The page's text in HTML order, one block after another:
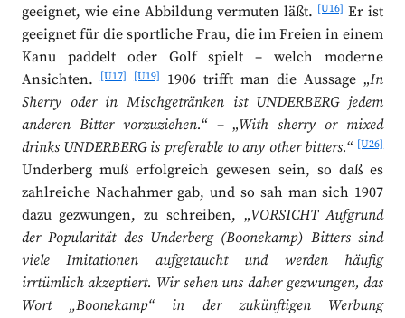
geeignet, wie eine Abbildung vermuten läßt. [U16]Er ist
geeignet für die sportliche Frau, die im Freien in einem
Kanu paddelt oder Golf spielt – welch moderne
Ansichten.[U17] [U19] 1906 trifft man die Aussage „In
Sherry oder in Mischgetränken ist UNDERBERG jedem
anderen Bitter vorzuziehen.“ – „With sherry or mixed
drinks UNDERBERG is preferable to any other bitters.“ [U26]
Underberg muß erfolgreich gewesen sein, so daß es
zahlreiche Nachahmer gab, und so sah man sich 1907
dazu gezwungen, zu schreiben, „VORSICHT Aufgrund
der Popularität des Underberg (Boonekamp) Bitters sind
viele Imitationen aufgetaucht und werden häufig
irrtümlich akzeptiert. Wir sehen uns daher gezwungen, das
Wort „Boonekamp“ in der zukünftigen Werbung